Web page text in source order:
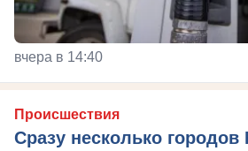
вчера в 14:40
Происшествия
Сразу несколько городов